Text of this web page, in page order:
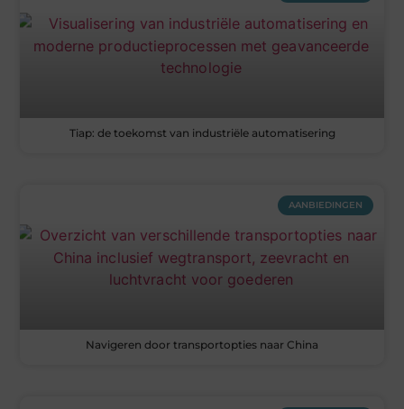
Tiap: de toekomst van industriële automatisering
AANBIEDINGEN
Navigeren door transportopties naar China